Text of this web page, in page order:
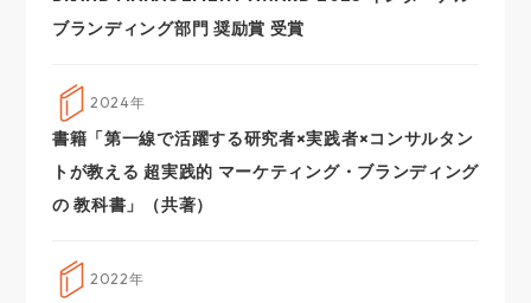
ブランディング部門 奨励賞 受賞
2024年
書籍「第一線で活躍する研究者×実践者×コンサルタン
トが教える 超実践的 マーケティング・ブランディング
の 教科書」（共著）
2022年